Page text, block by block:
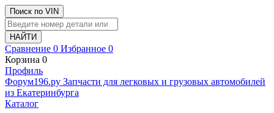
Поиск по VIN
Сравнение 0 Избранное 0
Корзина 0
Профиль
Фoрум196.ру Запчасти для легковых и грузовых автомобилей
из Екатеринбурга
Каталог